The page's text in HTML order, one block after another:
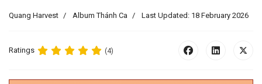
Quang Harvest Album Thánh Ca Last Updated: 18 February 2026
Ratings (4)